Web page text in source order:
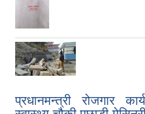
प्रधानमन्त्री रोजगार